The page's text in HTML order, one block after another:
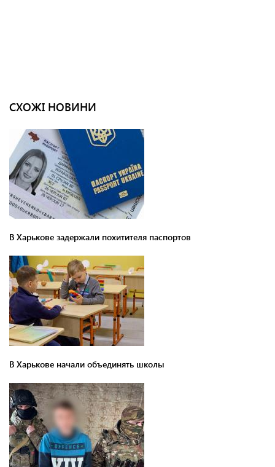
СХОЖІ НОВИНИ
В Харькове задержали похитителя паспортов
В Харькове начали объединять школы